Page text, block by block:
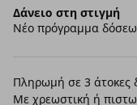
Δάνειο στη στιγμή
Νέο πρόγραμμα
Πληρωμή σε 3 άτοκες
Με χρεωστική ή